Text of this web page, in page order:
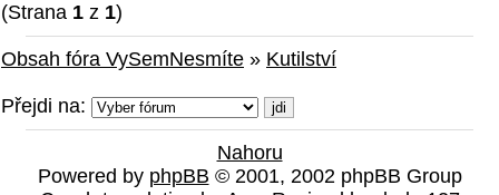
(Strana 1 z 1)
Obsah fóra VySemNesmíte » Kutilství
Přejdi na:
Nahoru
Powered by phpBB © 2001, 2002 phpBB Group